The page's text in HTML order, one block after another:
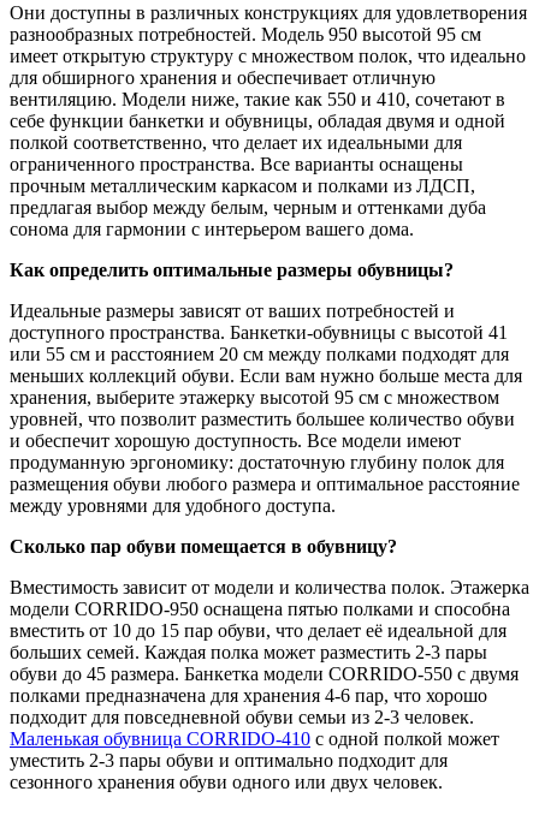
Они доступны в различных конструкциях для удовлетворения
разнообразных потребностей. Модель 950 высотой 95 см
имеет открытую структуру с множеством полок, что идеально
для обширного хранения и обеспечивает отличную
вентиляцию. Модели ниже, такие как 550 и 410, сочетают в
себе функции банкетки и обувницы, обладая двумя и одной
полкой соответственно, что делает их идеальными для
ограниченного пространства. Все варианты оснащены
прочным металлическим каркасом и полками из ЛДСП,
предлагая выбор между белым, черным и оттенками дуба
сонома для гармонии с интерьером вашего дома.
Как определить оптимальные размеры обувницы?
Идеальные размеры зависят от ваших потребностей и
доступного пространства. Банкетки-обувницы с высотой 41
или 55 см и расстоянием 20 см между полками подходят для
меньших коллекций обуви. Если вам нужно больше места для
хранения, выберите этажерку высотой 95 см с множеством
уровней, что позволит разместить большее количество обуви
и обеспечит хорошую доступность. Все модели имеют
продуманную эргономику: достаточную глубину полок для
размещения обуви любого размера и оптимальное расстояние
между уровнями для удобного доступа.
Сколько пар обуви помещается в обувницу?
Вместимость зависит от модели и количества полок. Этажерка
модели CORRIDO-950 оснащена пятью полками и способна
вместить от 10 до 15 пар обуви, что делает её идеальной для
больших семей. Каждая полка может разместить 2-3 пары
обуви до 45 размера. Банкетка модели CORRIDO-550 с двумя
полками предназначена для хранения 4-6 пар, что хорошо
подходит для повседневной обуви семьи из 2-3 человек.
Маленькая обувница CORRIDO-410 с одной полкой может
уместить 2-3 пары обуви и оптимально подходит для
сезонного хранения обуви одного или двух человек.